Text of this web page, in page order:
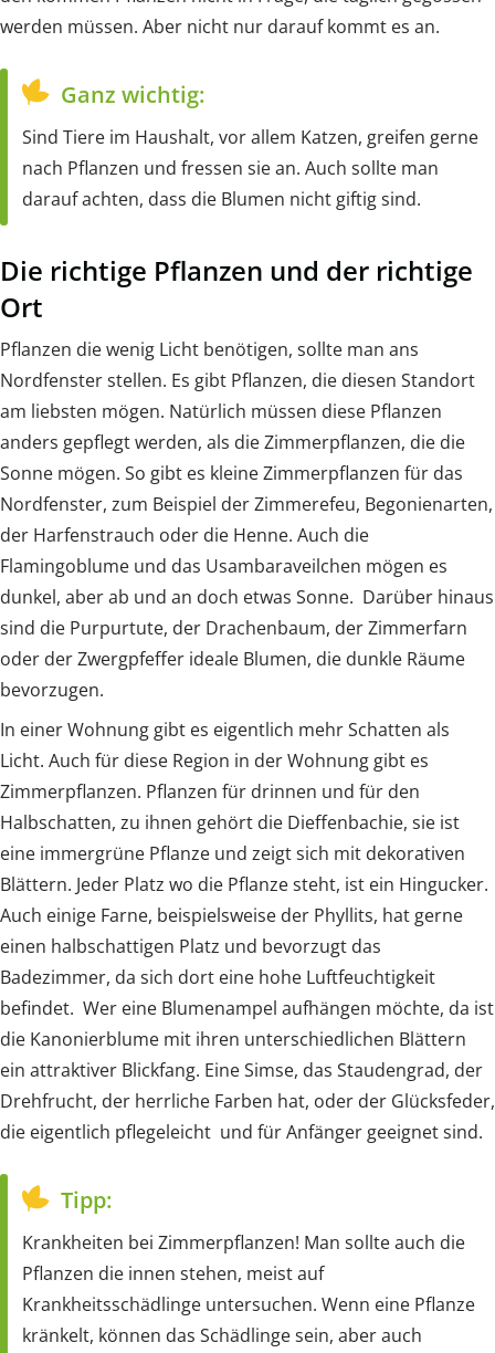
werden müssen. Aber nicht nur darauf kommt es an.
Ganz wichtig:
Sind Tiere im Haushalt, vor allem Katzen, greifen gerne
nach Pflanzen und fressen sie an. Auch sollte man
darauf achten, dass die Blumen nicht giftig sind.
Die richtige Pflanzen und der richtige
Ort
Pflanzen die wenig Licht benötigen, sollte man ans
Nordfenster stellen. Es gibt Pflanzen, die diesen Standort
am liebsten mögen. Natürlich müssen diese Pflanzen
anders gepflegt werden, als die Zimmerpflanzen, die die
Sonne mögen. So gibt es kleine Zimmerpflanzen für das
Nordfenster, zum Beispiel der Zimmerefeu, Begonienarten,
der Harfenstrauch oder die Henne. Auch die
Flamingoblume und das Usambaraveilchen mögen es
dunkel, aber ab und an doch etwas Sonne. Darüber hinaus
sind die Purpurtute, der Drachenbaum, der Zimmerfarn
oder der Zwergpfeffer ideale Blumen, die dunkle Räume
bevorzugen.
In einer Wohnung gibt es eigentlich mehr Schatten als
Licht. Auch für diese Region in der Wohnung gibt es
Zimmerpflanzen. Pflanzen für drinnen und für den
Halbschatten, zu ihnen gehört die Dieffenbachie, sie ist
eine immergrüne Pflanze und zeigt sich mit dekorativen
Blättern. Jeder Platz wo die Pflanze steht, ist ein Hingucker.
Auch einige Farne, beispielsweise der Phyllits, hat gerne
einen halbschattigen Platz und bevorzugt das
Badezimmer, da sich dort eine hohe Luftfeuchtigkeit
befindet. Wer eine Blumenampel aufhängen möchte, da ist
die Kanonierblume mit ihren unterschiedlichen Blättern
ein attraktiver Blickfang. Eine Simse, das Staudengrad, der
Drehfrucht, der herrliche Farben hat, oder der Glücksfeder,
die eigentlich pflegeleicht und für Anfänger geeignet sind.
Tipp:
Krankheiten bei Zimmerpflanzen! Man sollte auch die
Pflanzen die innen stehen, meist auf
Krankheitsschädlinge untersuchen. Wenn eine Pflanze
kränkelt, können das Schädlinge sein, aber auch